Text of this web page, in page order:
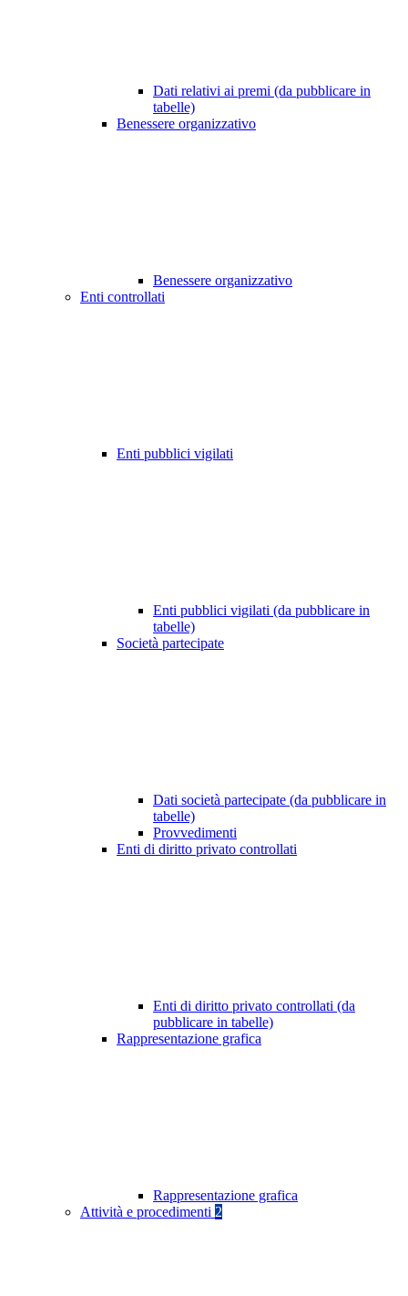
Dati relativi ai premi (da pubblicare in
tabelle)
Benessere organizzativo
Benessere organizzativo
Enti controllati
Enti pubblici vigilati
Enti pubblici vigilati (da pubblicare in
tabelle)
Società partecipate
Dati società partecipate (da pubblicare in
tabelle)
Provvedimenti
Enti di diritto privato controllati
Enti di diritto privato controllati (da
pubblicare in tabelle)
Rappresentazione grafica
Rappresentazione grafica
Attività e procedimenti 2